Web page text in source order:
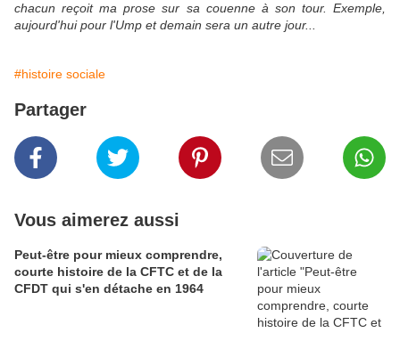
chacun reçoit ma prose sur sa couenne à son tour. Exemple,
aujourd'hui pour l'Ump et demain sera un autre jour...
#histoire sociale
Partager
Vous aimerez aussi
Peut-être pour mieux comprendre,
courte histoire de la CFTC et de la
CFDT qui s'en détache en 1964